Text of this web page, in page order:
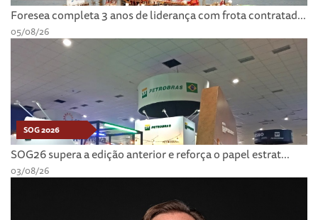
Foresea completa 3 anos de liderança com frota contratad...
05/08/26
SOG 2026
SOG26 supera a edição anterior e reforça o papel estrat...
03/08/26